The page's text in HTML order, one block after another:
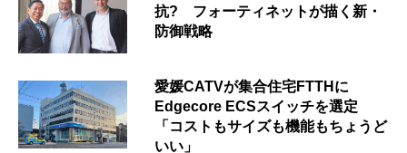
抗? フォーティネットが描く新・
防御戦略
愛媛CATVが集合住宅FTTHに
Edgecore ECSスイッチを選定
「コストもサイズも機能もちょうど
いい」